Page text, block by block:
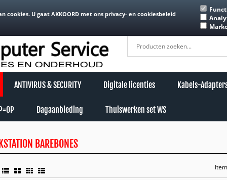
Privacyverklaring-Cookies Mijn
ANTIVIRUS & SECURITY Digitale licenties Kabels-
Dagaanbieding Thuiswerken set WS
BAREBONES
U gaat AKKOORD met ons privacy- en cookiesbeleid